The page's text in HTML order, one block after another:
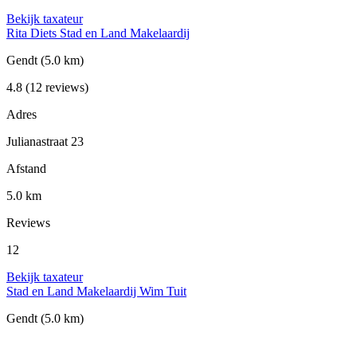
Bekijk taxateur
Rita Diets Stad en Land Makelaardij
Gendt (5.0 km)
4.8 (12 reviews)
Adres
Julianastraat 23
Afstand
5.0 km
Reviews
12
Bekijk taxateur
Stad en Land Makelaardij Wim Tuit
Gendt (5.0 km)